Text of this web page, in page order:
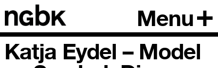
Menu
Katja Eydel – Model